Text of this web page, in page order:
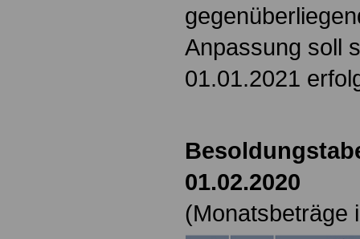
Anpassung soll
01.01.2021
01.02.2020
(Monatsbeträge